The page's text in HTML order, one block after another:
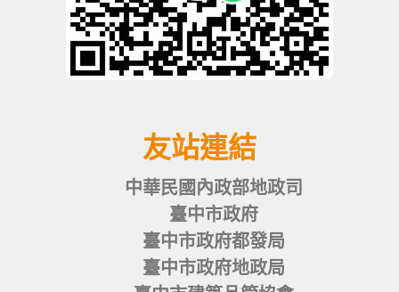
友站連結
中華民國內政部地政司
臺中市政府
臺中市政府都發局
臺中市政府地政局